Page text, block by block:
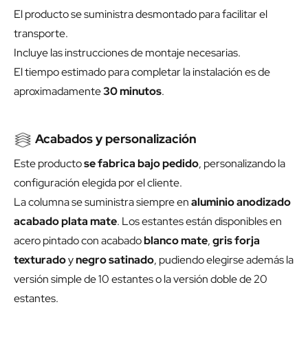
El producto se suministra desmontado para facilitar el
transporte.
Incluye las instrucciones de montaje necesarias.
El tiempo estimado para completar la instalación es de
aproximadamente30 minutos.
Acabados y personalización
Este productose fabrica bajo pedido, personalizando la
configuración elegida por el cliente.
La columna se suministra siempre enaluminio anodizado
acabado plata mate. Los estantes están disponibles en
acero pintado con acabadoblanco mate,gris forja
texturadoynegro satinado, pudiendo elegirse además la
versión simple de 10 estantes o la versión doble de 20
estantes.